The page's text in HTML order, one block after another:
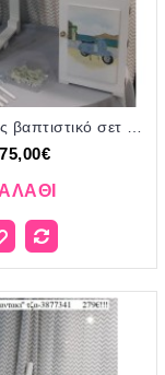
ΒΕΣΠΑ πλήρες βαπτιστικό σετ με ΞΥΛΙΝΟ ΓΡΑΦΕΙΟ ΜΕ ΝΤΟΥΛΑΠΙ ΤΖΑ-249199 375€!!!